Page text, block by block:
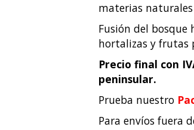
materias naturales
Fusión del bosque
hortalizas y frutas
Precio final con
peninsular.
Prueba nuestro
Para envíos fuera